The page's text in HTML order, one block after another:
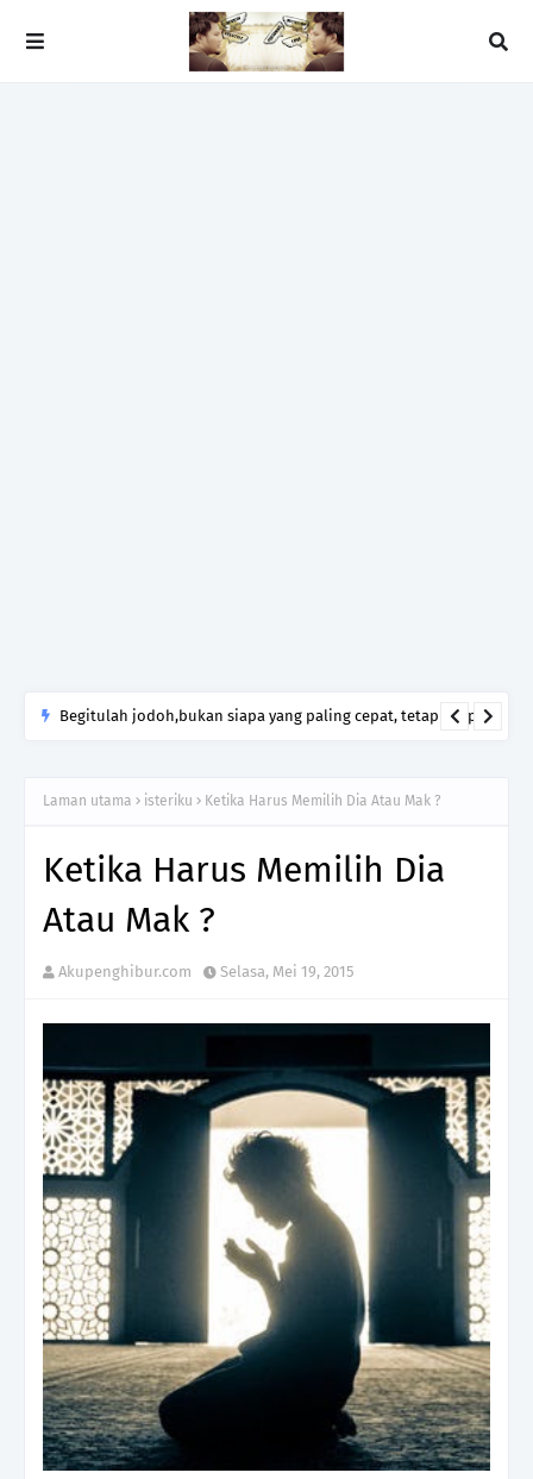
Begitulah jodoh,bukan siapa yang paling cepat, tetapi siapa
Laman utama isteriku Ketika Harus Memilih Dia Atau Mak ?
Ketika Harus Memilih Dia
Atau Mak ?
Akupenghibur.com Selasa, Mei 19, 2015